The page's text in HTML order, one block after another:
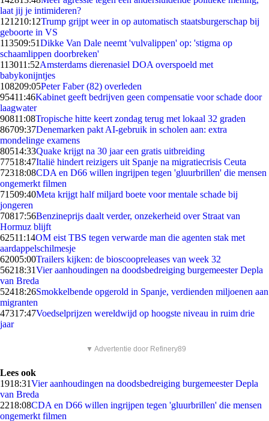
laat jij je intimideren?
121210:12Trump grijpt weer in op automatisch staatsburgerschap bij
geboorte in VS
113509:51Dikke Van Dale neemt 'vulvalippen' op: 'stigma op
schaamlippen doorbreken'
113011:52Amsterdams dierenasiel DOA overspoeld met
babykonijntjes
108209:05Peter Faber (82) overleden
95411:46Kabinet geeft bedrijven geen compensatie voor schade door
laagwater
90811:08Tropische hitte keert zondag terug met lokaal 32 graden
86709:37Denemarken pakt AI-gebruik in scholen aan: extra
mondelinge examens
80514:33Quake krijgt na 30 jaar een gratis uitbreiding
77518:47Italië hindert reizigers uit Spanje na migratiecrisis Ceuta
72318:08CDA en D66 willen ingrijpen tegen 'gluurbrillen' die mensen
ongemerkt filmen
71509:40Meta krijgt half miljard boete voor mentale schade bij
jongeren
70817:56Benzineprijs daalt verder, onzekerheid over Straat van
Hormuz blijft
62511:14OM eist TBS tegen verwarde man die agenten stak met
aardappelschilmesje
62005:00Trailers kijken: de bioscoopreleases van week 32
56218:31Vier aanhoudingen na doodsbedreiging burgemeester Depla
van Breda
52418:26Smokkelbende opgerold in Spanje, verdienden miljoenen aan
migranten
47317:47Voedselprijzen wereldwijd op hoogste niveau in ruim drie
jaar
▼ Advertentie door Refinery89
Lees ook
1918:31Vier aanhoudingen na doodsbedreiging burgemeester Depla
van Breda
2218:08CDA en D66 willen ingrijpen tegen 'gluurbrillen' die mensen
ongemerkt filmen